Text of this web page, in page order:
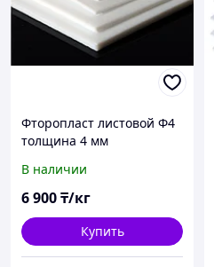
Фторопласт листовой Ф4
толщина 4 мм
В наличии
6 900₸/кг
Купить